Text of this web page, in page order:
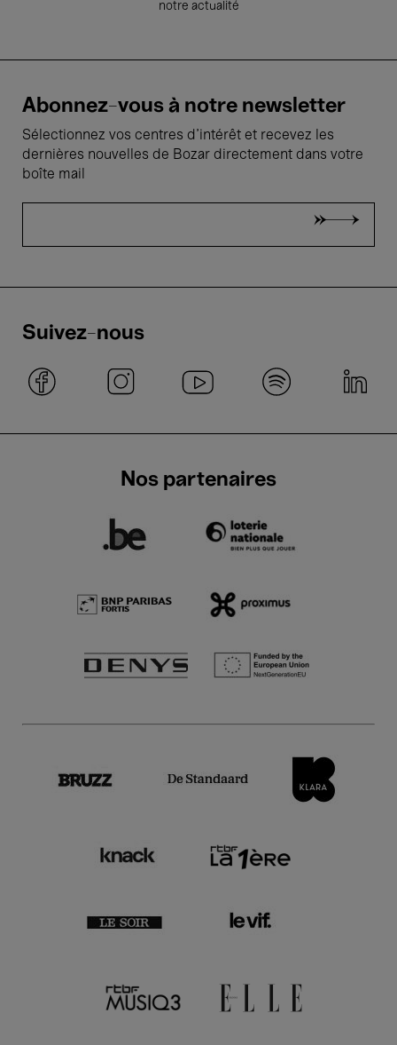
notre actualité
Abonnez-vous à notre newsletter
Sélectionnez vos centres d'intérêt et recevez les
dernières nouvelles de Bozar directement dans votre
boîte mail
Suivez-nous
Nos partenaires